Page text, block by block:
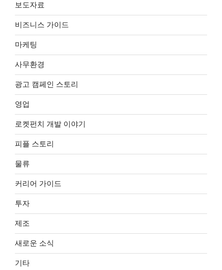
보도자료
비즈니스 가이드
마케팅
사무환경
광고 캠페인 스토리
영업
로켓펀치 개발 이야기
피플 스토리
물류
커리어 가이드
투자
제조
새로운 소식
기타